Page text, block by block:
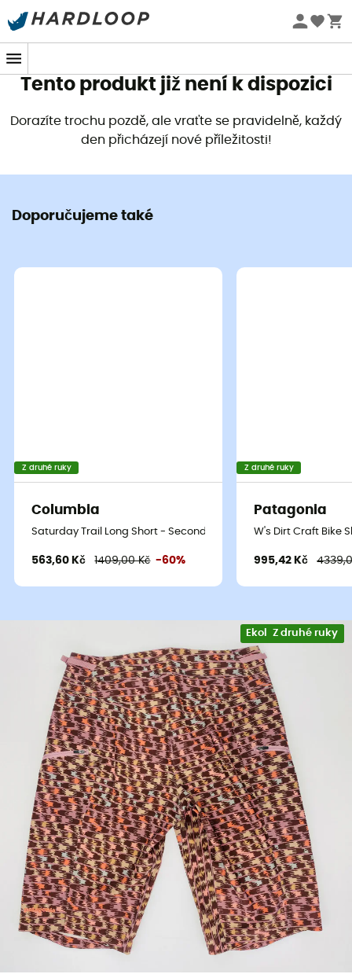
Letní akce 🔥 -5 % EXTRA při nákupu 2 produktů* s kódem
Tento produkt již není k dispozici
Dorazíte trochu pozdě, ale vraťte se pravidelně, každý
den přicházejí nové příležitosti!
Doporučujeme také
Z druhé ruky
Columbia
Saturday Trail Long Short - Second Hand Dámské kraťasy -
563,60 Kč 1409,00 Kč -60%
Z druhé ruky
Patagonia
W's Dirt Craft Bike
995,42 Kč
Ekologicky šetrné
Z druhé ruky